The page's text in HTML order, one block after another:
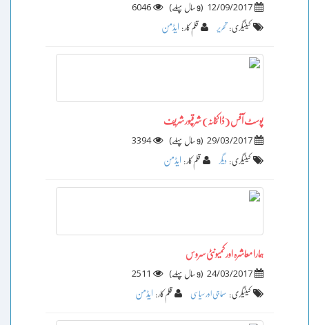
12/09/2017
(9 سال پہلے )
6046
کیٹیگری : تحریر قلم کار : ایڈمن
پوسٹ آفس (ڈاکخانہ) شرقپور شریف
29/03/2017
(9 سال پہلے )
3394
کیٹیگری : دیگر قلم کار : ایڈمن
ہمارا معاشرہ اور کمیونٹی سروس
24/03/2017
(9 سال پہلے )
2511
کیٹیگری : سماجی اور سیاسی قلم کار : ایڈمن